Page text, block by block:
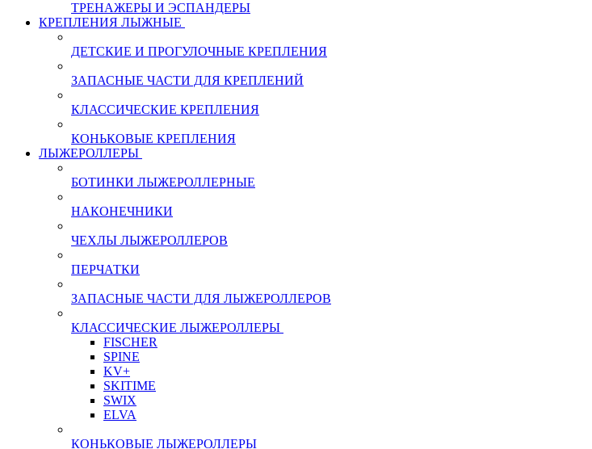
ТРЕНАЖЕРЫ И ЭСПАНДЕРЫ
КРЕПЛЕНИЯ ЛЫЖНЫЕ
ДЕТСКИЕ И ПРОГУЛОЧНЫЕ КРЕПЛЕНИЯ
ЗАПАСНЫЕ ЧАСТИ ДЛЯ КРЕПЛЕНИЙ
КЛАССИЧЕСКИЕ КРЕПЛЕНИЯ
КОНЬКОВЫЕ КРЕПЛЕНИЯ
ЛЫЖЕРОЛЛЕРЫ
БОТИНКИ ЛЫЖЕРОЛЛЕРНЫЕ
НАКОНЕЧНИКИ
ЧЕХЛЫ ЛЫЖЕРОЛЛЕРОВ
ПЕРЧАТКИ
ЗАПАСНЫЕ ЧАСТИ ДЛЯ ЛЫЖЕРОЛЛЕРОВ
КЛАССИЧЕСКИЕ ЛЫЖЕРОЛЛЕРЫ
FISCHER
SPINE
KV+
SKITIME
SWIX
ELVA
КОНЬКОВЫЕ ЛЫЖЕРОЛЛЕРЫ